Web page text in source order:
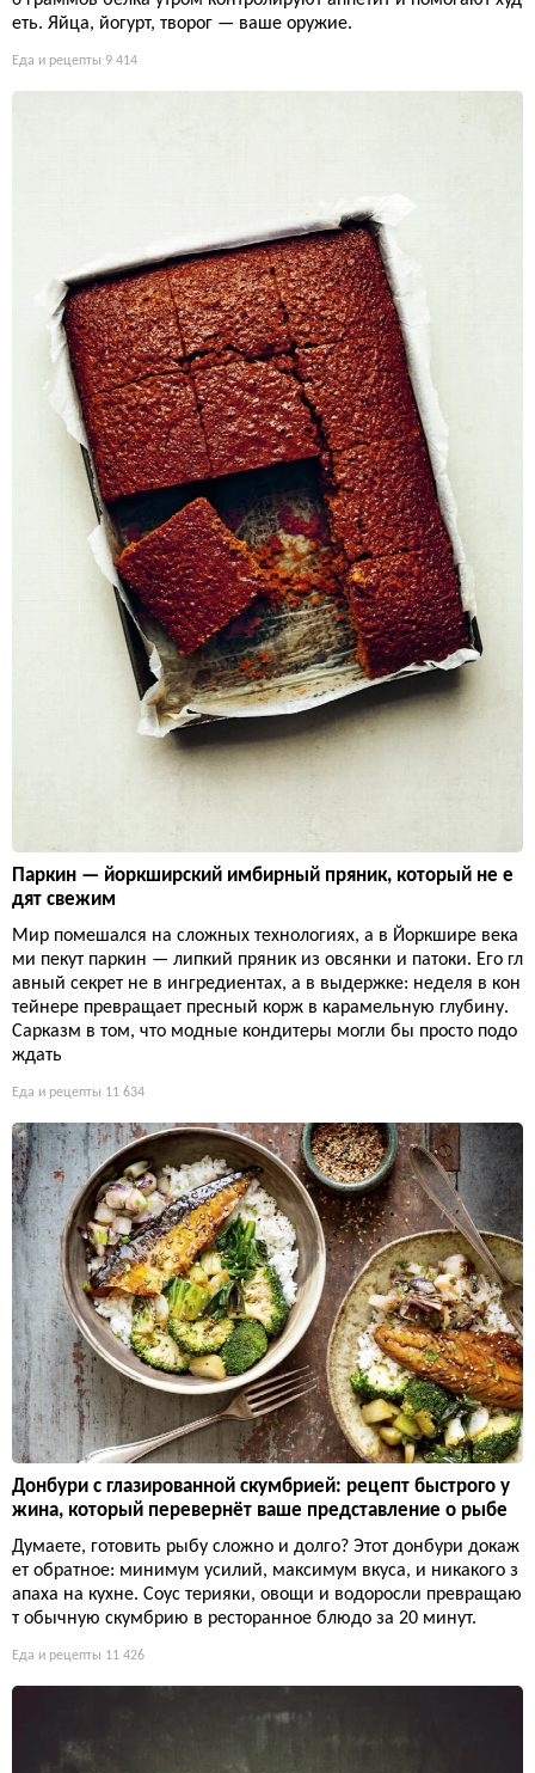
еть. Яйца, йогурт, творог — ваше оружие.
Еда и рецепты 9 414
Паркин — йоркширский имбирный пряник, который не е
дят свежим
Мир помешался на сложных технологиях, а в Йоркшире века
ми пекут паркин — липкий пряник из овсянки и патоки. Его гл
авный секрет не в ингредиентах, а в выдержке: неделя в кон
тейнере превращает пресный корж в карамельную глубину.
Сарказм в том, что модные кондитеры могли бы просто подо
ждать
Еда и рецепты 11 634
Донбури с глазированной скумбрией: рецепт быстрого у
жина, который перевернёт ваше представление о рыбе
Думаете, готовить рыбу сложно и долго? Этот донбури докаж
ет обратное: минимум усилий, максимум вкуса, и никакого з
апаха на кухне. Соус терияки, овощи и водоросли превращаю
т обычную скумбрию в ресторанное блюдо за 20 минут.
Еда и рецепты 11 426